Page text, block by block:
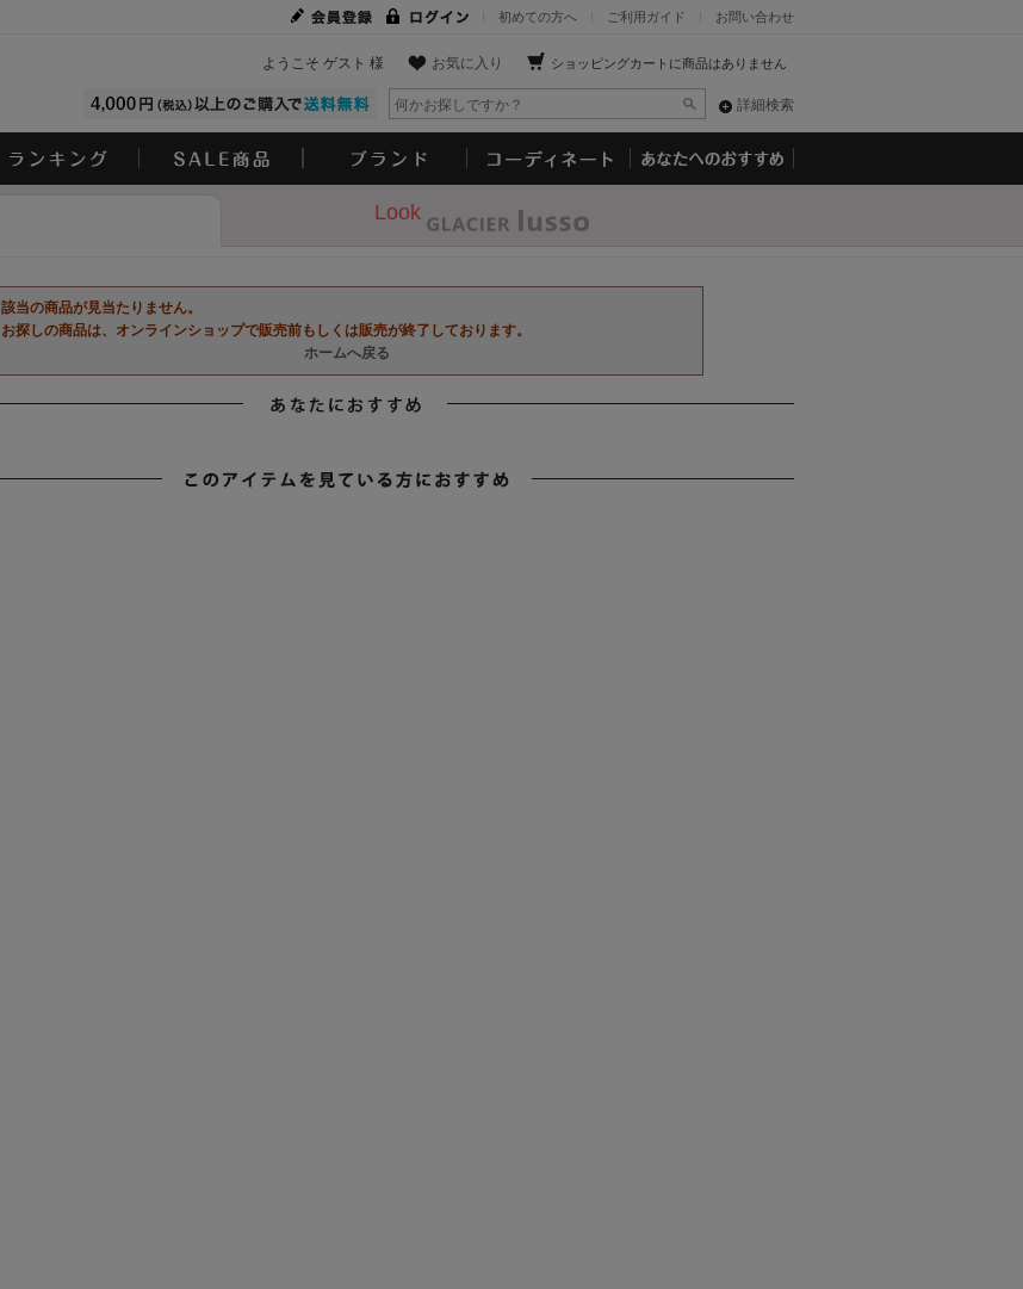
お問い合わせ
ご利用ガイド
初めての方へ
ショッピングカートに商品はありません
お気に入り
ようこそ ゲスト 様
詳細検索
Look
該当の商品が見当たりません。
お探しの商品は、オンラインショップで販売前もしくは販売が終了しております。
ホームへ戻る